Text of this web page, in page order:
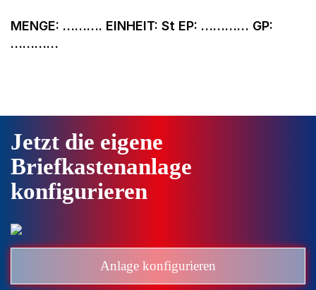
MENGE: ………. EINHEIT: St EP: ………… GP:
…………
Jetzt die eigene
Briefkastenanlage
konfigurieren
Anlage konfigurieren